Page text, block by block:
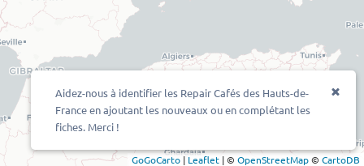
GoGoCarto | Leaflet |© OpenStreetMap© CartoDB
Aidez-nous à identifier les Repair Cafés des Hauts-de-
France en ajoutant les nouveaux ou en complétant les
fiches. Merci !